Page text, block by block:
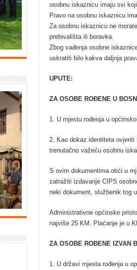
osobnu iskaznicu imaju svi
Pravo na osobnu iskaznicu
Za osobnu iskaznicu ne
prebivališta ili boravka.
Zbog vađenja osobne
uskratiti bilo kakva daljnja
UPUTE:
ZA OSOBE ROĐENE U
1. U mjestu rođenja u
2. Kao dokaz identiteta
trenutačno važeću osobnu
S ovim dokumentima otići u
zatražiti izdavanje CIPS
neki dokument, službenik tog
Administrativne općinske
najviše 25 KM. Plaćanje je u
ZA OSOBE ROĐENE IZVAN
1. U državi mjesta rođenja u